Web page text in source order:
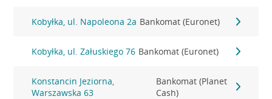
Kobyłka, ul. Napoleona 2a Bankomat (Euronet)
Kobyłka, ul. Załuskiego 76 Bankomat (Euronet)
Konstancin Jeziorna,
Warszawska 63
Bankomat (Planet
Cash)